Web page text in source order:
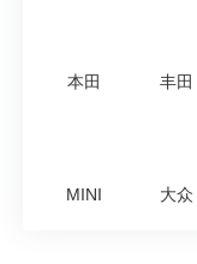
本田 丰田
MINI 大众